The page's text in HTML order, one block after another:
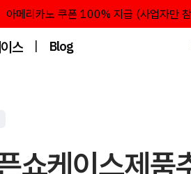
아메리카노 쿠폰 100% 지급 (사업자만
스 | Blog
쇼케이스제품